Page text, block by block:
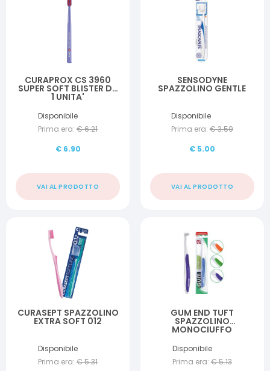
CURAPROX CS 3960
SUPER SOFT BLISTER DA
1 UNITA'
Disponibile
Prima era: €6.21
€ 6.90
VAI AL PRODOTTO
SENSODYNE
SPAZZOLINO GENTLE
Disponibile
Prima era: €3.59
€ 5.00
VAI AL PRODOTTO
CURASEPT SPAZZOLINO
EXTRA SOFT 012
Disponibile
Prima era: €5.31
GUM END TUFT
SPAZZOLINO
MONOCIUFFO
Disponibile
Prima era: €5.13